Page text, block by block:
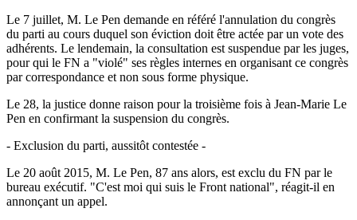
Le 7 juillet, M. Le Pen demande en référé l'annulation du congrès
du parti au cours duquel son éviction doit être actée par un vote des
adhérents. Le lendemain, la consultation est suspendue par les juges,
pour qui le FN a "violé" ses règles internes en organisant ce congrès
par correspondance et non sous forme physique.
Le 28, la justice donne raison pour la troisième fois à Jean-Marie Le
Pen en confirmant la suspension du congrès.
- Exclusion du parti, aussitôt contestée -
Le 20 août 2015, M. Le Pen, 87 ans alors, est exclu du FN par le
bureau exécutif. "C'est moi qui suis le Front national", réagit-il en
annonçant un appel.